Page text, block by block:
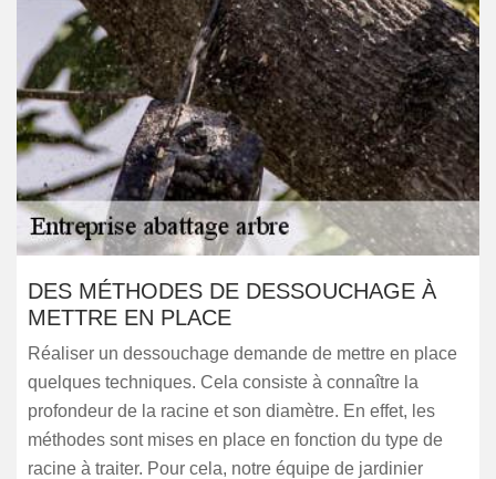
DES MÉTHODES DE DESSOUCHAGE À
METTRE EN PLACE
Réaliser un dessouchage demande de mettre en place
quelques techniques. Cela consiste à connaître la
profondeur de la racine et son diamètre. En effet, les
méthodes sont mises en place en fonction du type de
racine à traiter. Pour cela, notre équipe de jardinier